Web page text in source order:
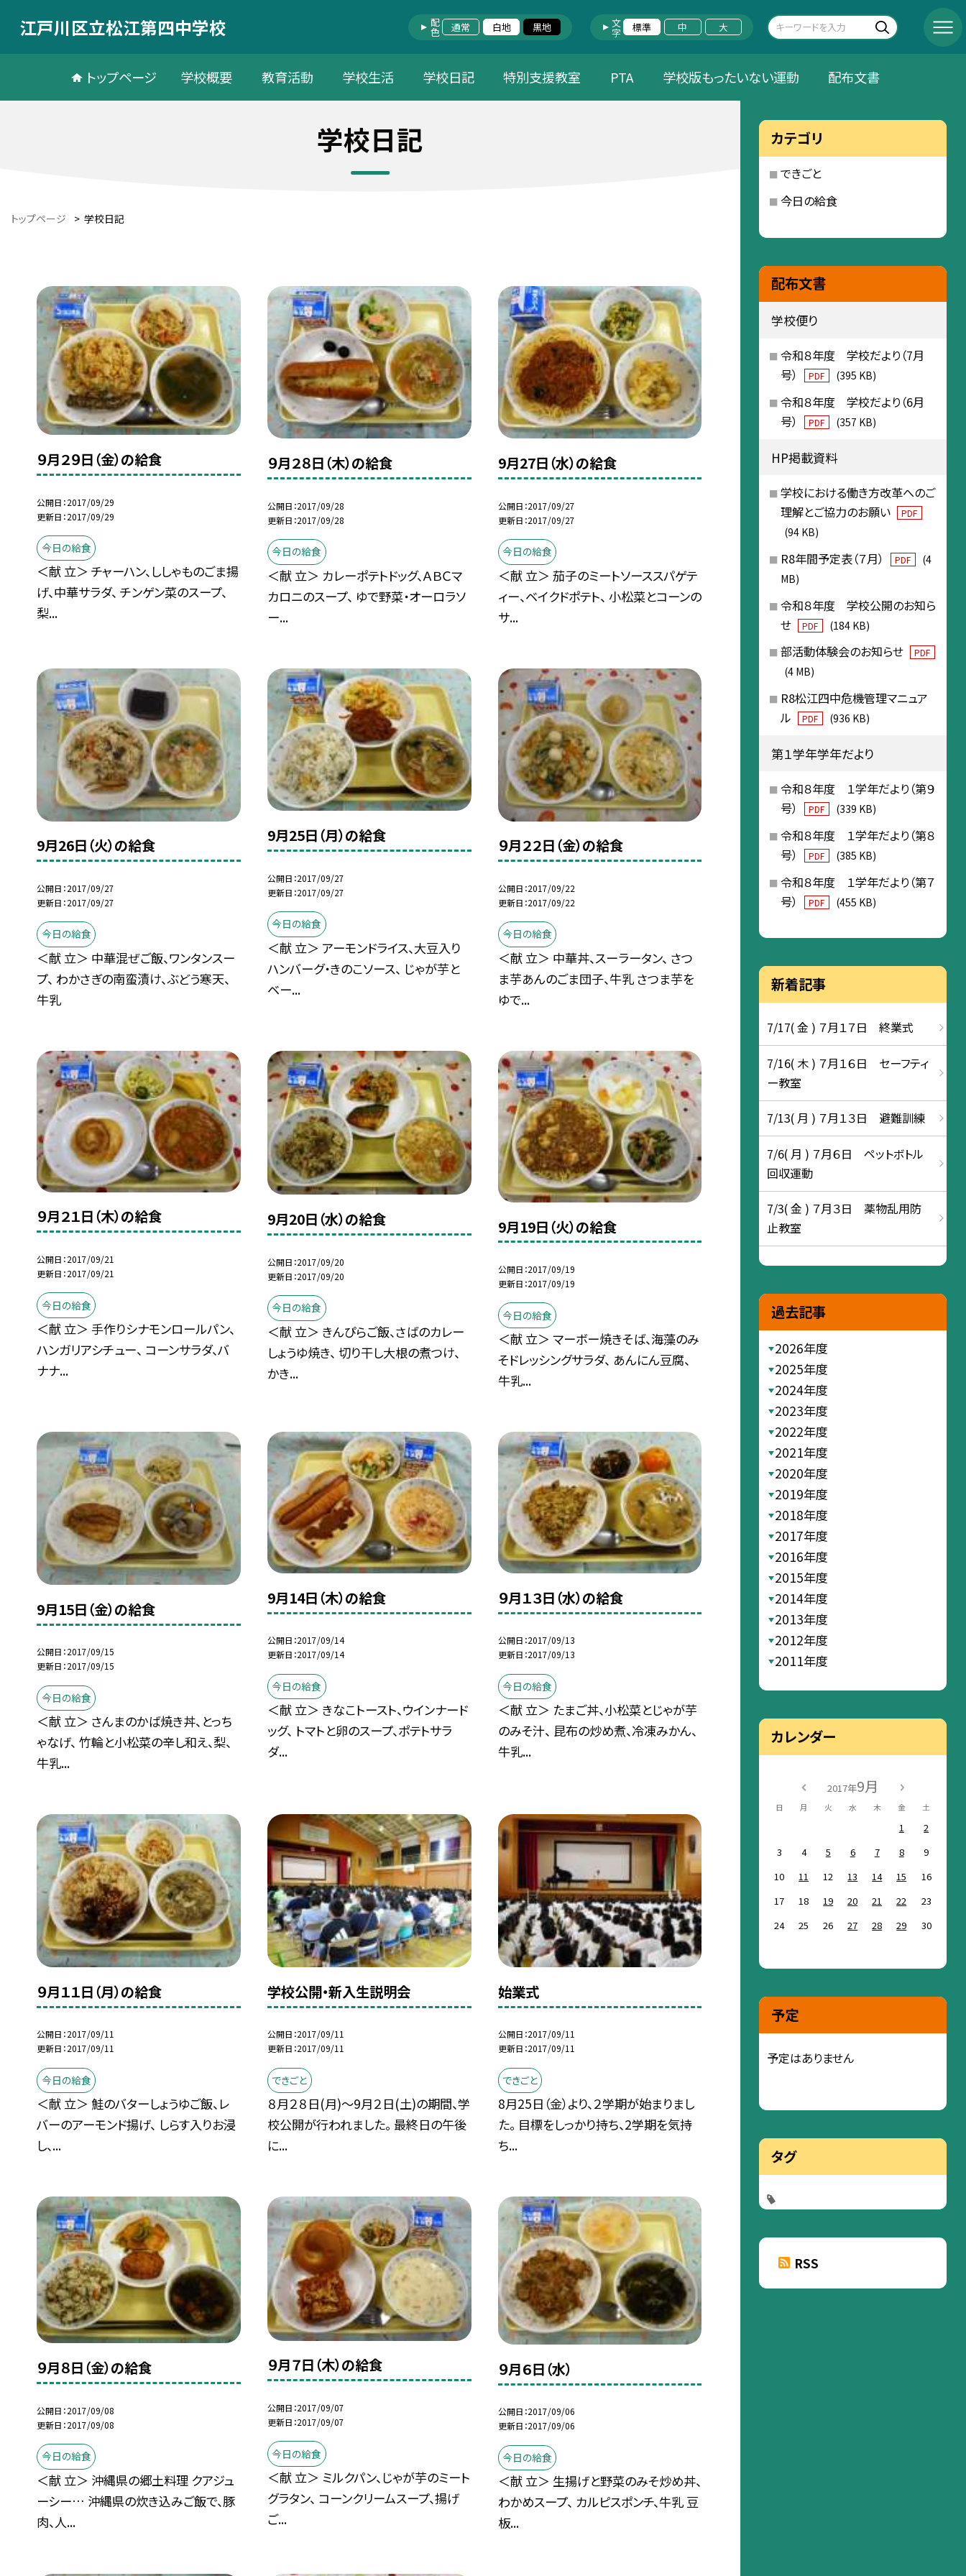
江戸川区立松江第四中学校 配色 通常 白地 黒地 文字 標準 中 大
トップページ 学校概要 教育活動 学校生活 学校日記 特別支援教室 PTA 学校版もったいない運動 配布文書
学校日記
トップページ > 学校日記
９月２９日（金）の給食
公開日 2017/09/29
更新日 2017/09/29
今日の給食
＜献 立＞ チャーハン、ししゃものごま揚
げ、中華サラダ、 チンゲン菜のスープ、
梨...
９月２８日（木）の給食
公開日 2017/09/28
更新日 2017/09/28
今日の給食
＜献 立＞ カレーポテトドッグ、ＡＢＣマ
カロニのスープ、 ゆで野菜・オーロラソ
ー...
9月27日（水）の給食
公開日 2017/09/27
更新日 2017/09/27
今日の給食
＜献 立＞ 茄子のミートソーススパゲテ
ィー、ベイクドポテト、 小松菜とコーンの
サ...
9月26日（火）の給食
公開日 2017/09/27
更新日 2017/09/27
今日の給食
＜献 立＞ 中華混ぜご飯、ワンタンスー
プ、 わかさぎの南蛮漬け、ぶどう寒天、
牛乳
9月25日（月）の給食
公開日 2017/09/27
更新日 2017/09/27
今日の給食
＜献 立＞ アーモンドライス、大豆入り
ハンバーグ・きのこソース、 じゃが芋と
ベー...
９月２２日（金）の給食
公開日 2017/09/22
更新日 2017/09/22
今日の給食
＜献 立＞ 中華丼、スーラータン、 さつ
ま芋あんのごま団子、牛乳 さつま芋を
ゆで...
９月２１日（木）の給食
公開日 2017/09/21
更新日 2017/09/21
今日の給食
＜献 立＞ 手作りシナモンロールパン、
ハンガリアシチュー、 コーンサラダ、バ
ナナ...
9月20日（水）の給食
公開日 2017/09/20
更新日 2017/09/20
今日の給食
＜献 立＞ きんぴらご飯、さばのカレー
しょうゆ焼き、 切り干し大根の煮つけ、
かき...
9月19日（火）の給食
公開日 2017/09/19
更新日 2017/09/19
今日の給食
＜献 立＞ マーボー焼きそば、海藻のみ
そドレッシングサラダ、 あんにん豆腐、
牛乳...
9月15日（金）の給食
公開日 2017/09/15
更新日 2017/09/15
今日の給食
＜献 立＞ さんまのかば焼き丼、とっち
ゃなげ、 竹輪と小松菜の辛し和え、梨、
牛乳...
9月14日（木）の給食
公開日 2017/09/14
更新日 2017/09/14
今日の給食
＜献 立＞ きなこトースト、ウインナード
ッグ、 トマトと卵のスープ、ポテトサラ
ダ...
９月１３日（水）の給食
公開日 2017/09/13
更新日 2017/09/13
今日の給食
＜献 立＞ たまご丼、小松菜とじゃが芋
のみそ汁、 昆布の炒め煮、冷凍みかん、
牛乳...
９月１１日（月）の給食
公開日 2017/09/11
更新日 2017/09/11
今日の給食
＜献 立＞ 鮭のバターしょうゆご飯、レ
バーのアーモンド揚げ、 しらす入りお浸
し、...
学校公開・新入生説明会
公開日 2017/09/11
更新日 2017/09/11
できごと
８月２８日(月)〜9月２日(土)の期間、学
校公開が行われました。 最終日の午後
に...
始業式
公開日 2017/09/11
更新日 2017/09/11
できごと
8月25日（金）より、２学期が始まりまし
た。 目標をしっかり持ち、2学期を気持
ち...
９月８日（金）の給食
公開日 2017/09/08
更新日 2017/09/08
今日の給食
＜献 立＞ 沖縄県の郷土料理 クアジュ
ーシー… 沖縄県の炊き込みご飯で、豚
肉、人...
９月７日（木）の給食
公開日 2017/09/07
更新日 2017/09/07
今日の給食
＜献 立＞ ミルクパン、じゃが芋のミート
グラタン、 コーンクリームスープ、揚げ
ご...
９月６日（水）
公開日 2017/09/06
更新日 2017/09/06
今日の給食
＜献 立＞ 生揚げと野菜のみそ炒め丼、
わかめスープ、 カルピスポンチ、牛乳 豆
板...
カテゴリ
できごと
今日の給食
配布文書
学校便り
令和８年度 学校だより（7月
号）
PDF (395 KB)
令和８年度 学校だより（6月
号）
PDF (357 KB)
HP掲載資料
学校における働き方改革へのご
理解とご協力のお願い
PDF
(94 KB)
R8年間予定表（７月） PDF
(4
MB)
令和８年度 学校公開のお知ら
せ
PDF (184 KB)
部活動体験会のお知らせ PDF
(4 MB)
R8松江四中危機管理マニュア
ル
PDF (936 KB)
第１学年学年だより
令和８年度 １学年だより（第９
号）
PDF (339 KB)
令和８年度 １学年だより（第８
号）
PDF (385 KB)
令和８年度 １学年だより（第７
号）
PDF (455 KB)
新着記事
7/17( 金 ) ７月１７日 終業式
7/16( 木 ) ７月１６日 セーフティ
ー教室
7/13( 月 ) ７月１３日 避難訓練
7/6( 月 ) ７月６日 ペットボトル
回収運動
7/3( 金 ) ７月３日 薬物乱用防
止教室
過去記事
2026年度
2025年度
2024年度
2023年度
2022年度
2021年度
2020年度
2019年度
2018年度
2017年度
2016年度
2015年度
2014年度
2013年度
2012年度
2011年度
カレンダー
2017年9月
日 月 火 水 木 金 土
1
2
3
4 5 6 7 8
9
10
11 12 13 14 15
16
17
18 19 20 21 22
23
24
25 26 27 28 29 30
予定
予定はありません
タグ
RSS